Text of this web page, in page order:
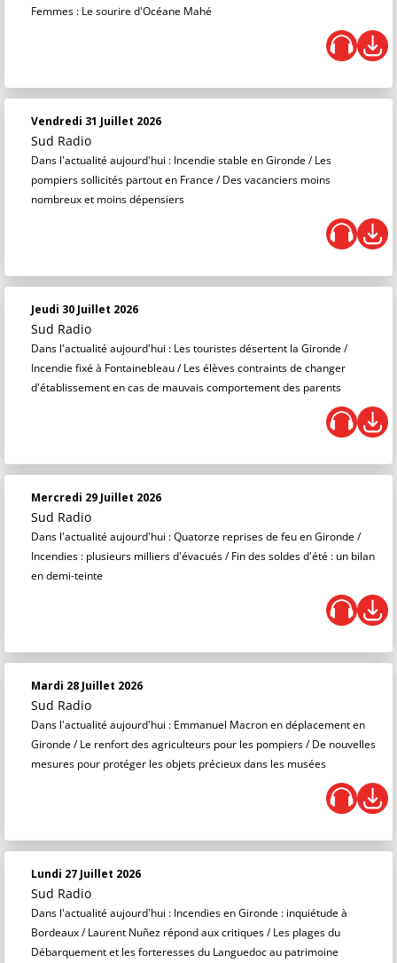
Femmes : Le sourire d'Océane Mahé
Vendredi 31 Juillet 2026
Sud Radio
Dans l'actualité aujourd'hui : Incendie stable en Gironde / Les
pompiers sollicités partout en France / Des vacanciers moins
nombreux et moins dépensiers
Jeudi 30 Juillet 2026
Sud Radio
Dans l'actualité aujourd'hui : Les touristes désertent la Gironde /
Incendie fixé à Fontainebleau / Les élèves contraints de changer
d'établissement en cas de mauvais comportement des parents
Mercredi 29 Juillet 2026
Sud Radio
Dans l'actualité aujourd'hui : Quatorze reprises de feu en Gironde /
Incendies : plusieurs milliers d'évacués / Fin des soldes d'été : un bilan
en demi-teinte
Mardi 28 Juillet 2026
Sud Radio
Dans l'actualité aujourd'hui : Emmanuel Macron en déplacement en
Gironde / Le renfort des agriculteurs pour les pompiers / De nouvelles
mesures pour protéger les objets précieux dans les musées
Lundi 27 Juillet 2026
Sud Radio
Dans l'actualité aujourd'hui : Incendies en Gironde : inquiétude à
Bordeaux / Laurent Nuñez répond aux critiques / Les plages du
Débarquement et les forteresses du Languedoc au patrimoine